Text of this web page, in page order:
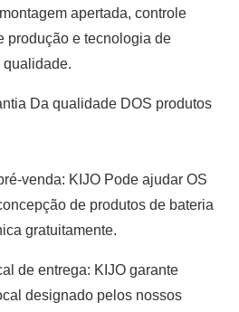
apertada, controle
produção e tecnologia de
qualidade.
Da qualidade DOS produtos
venda: KIJO Pode ajudar OS
de produtos de bateria
gratuitamente.
de entrega: KIJO garante
designado pelos nossos